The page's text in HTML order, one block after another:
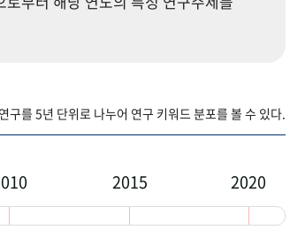
구를 5년 단위로 나누어 연구 키워드 분포를 볼 수 있다.
2015 2020